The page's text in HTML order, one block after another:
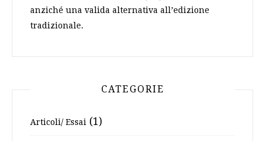
anziché una valida alternativa all’edizione
tradizionale.
CATEGORIE
Articoli/ Essai (1)